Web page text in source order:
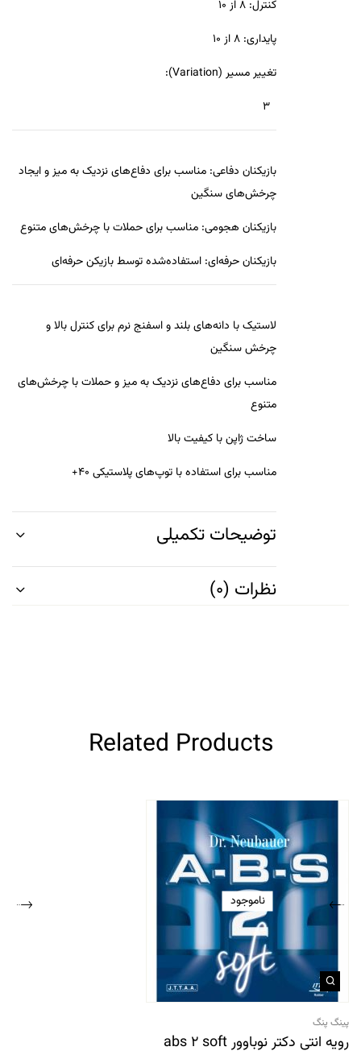
کنترل: 8 از 10
پایداری: 8 از 10
تغییر مسیر (Variation)
:
3
بازیکنان دفاعی: مناسب برای دفاع‌های نزدیک به میز و ایجاد
چرخش‌های سنگین
بازیکنان هجومی: مناسب برای حملات با چرخش‌های متنوع
بازیکنان حرفه‌ای: استفاده‌شده توسط بازیکن حرفه‌ای
لاستیک با دانه‌های بلند و اسفنج نرم برای کنترل بالا و
چرخش سنگین
مناسب برای دفاع‌های نزدیک به میز و حملات با چرخش‌های
متنوع
ساخت ژاپن با کیفیت بالا
مناسب برای استفاده با توپ‌های پلاستیکی 40+
توضیحات تکمیلی
نظرات (0)
Related Products
ناموجود
پینگ پنگ
رویه انتی دکتر نوباوور abs 2 soft